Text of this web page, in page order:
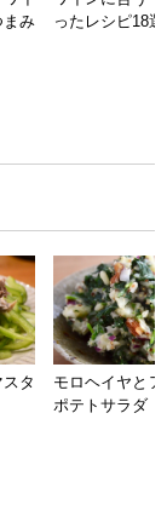
まみ
ったレシピ18
タ
モロヘイヤと
ポテトサラダ